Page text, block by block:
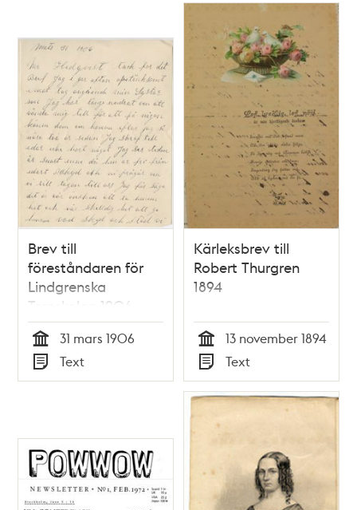
Brev till
föreståndaren för
Lindgrenska
Trasskolan 1906
Tid
31 mars 1906
Typ
Text
Kärleksbrev till
Robert Thurgren
1894
Tid
13 november 1894
Typ
Text